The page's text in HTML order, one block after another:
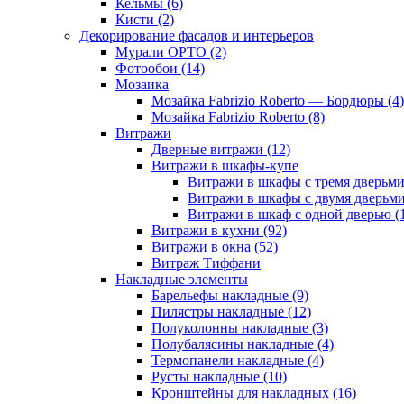
Кельмы (6)
Кисти (2)
Декорирование фасадов и интерьеров
Мурали ОРТО (2)
Фотообои (14)
Мозаика
Мозайка Fabrizio Roberto — Бордюры (4)
Мозайка Fabrizio Roberto (8)
Витражи
Дверные витражи (12)
Витражи в шкафы-купе
Витражи в шкафы с тремя
Витражи в шкафы с двумя
Витражи в шкаф с одной дверью
Витражи в кухни (92)
Витражи в окна (52)
Витраж Тиффани
Накладные элементы
Барельефы накладные (9)
Пилястры накладные (12)
Полуколонны накладные (3)
Полубалясины накладные (4)
Термопанели накладные (4)
Русты накладные (10)
Кронштейны для накладных (16)